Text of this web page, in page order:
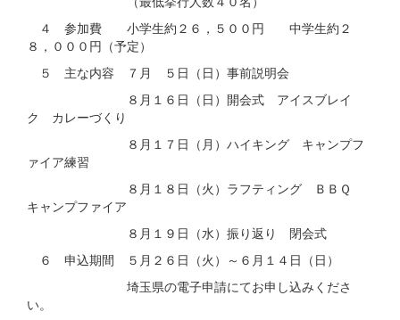
４ 参加費 小学生約２６，５００円 中学生約２
８，０００円（予定）
５ 主な内容 ７月 ５日（日）事前説明会
８月１６日（日）開会式 アイスブレイ
ク カレーづくり
８月１７日（月）ハイキング キャンプフ
ァイア練習
８月１８日（火）ラフティング ＢＢＱ
キャンプファイア
８月１９日（水）振り返り 閉会式
６ 申込期間 ５月２６日（火）～６月１４日（日）
埼玉県の電子申請にてお申し込みくださ
い。